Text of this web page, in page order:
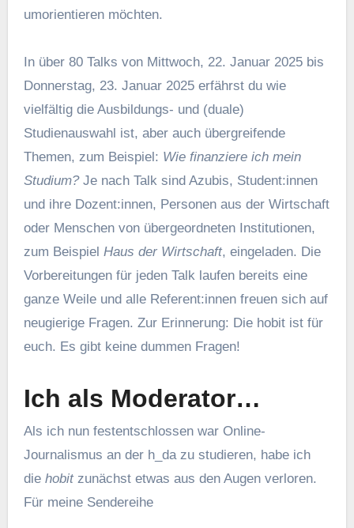
umorientieren möchten.
In über 80 Talks von Mittwoch, 22. Januar 2025 bis
Donnerstag, 23. Januar 2025 erfährst du wie
vielfältig die Ausbildungs- und (duale)
Studienauswahl ist, aber auch übergreifende
Themen, zum Beispiel: Wie finanziere ich mein
Studium?Je nach Talk sind Azubis, Student:innen
und ihre Dozent:innen, Personen aus der Wirtschaft
oder Menschen von übergeordneten Institutionen,
zum Beispiel Haus der Wirtschaft, eingeladen. Die
Vorbereitungen für jeden Talk laufen bereits eine
ganze Weile und alle Referent:innen freuen sich auf
neugierige Fragen. Zur Erinnerung: Die hobit ist für
euch. Es gibt keine dummen Fragen!
Ich als Moderator…
Als ich nun festentschlossen war Online-
Journalismus an der h_da zu studieren, habe ich
die hobitzunächst etwas aus den Augen verloren.
Für meine Sendereihe